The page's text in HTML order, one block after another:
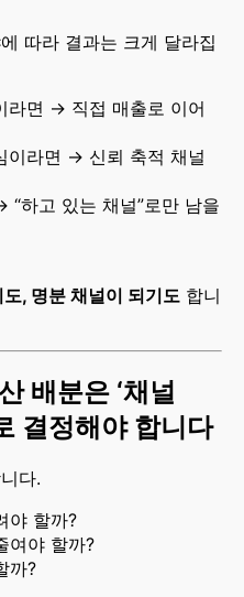
따라 결과는 크게 달라집
라면 → 직접 매출로 이어
이라면 → 신뢰 축적 채널
하고 있는 채널”로만 남을
, 명분 채널이 되기도 합니
배분은 ‘채널
결정해야 합니다
다.
야 할까?
여야 할까?
까?